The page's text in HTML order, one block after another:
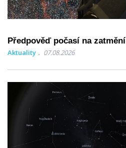
Předpověď počasí na zatmění
Aktuality 07.08.2026